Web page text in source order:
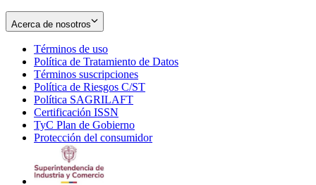
Acerca de nosotros
Términos de uso
in
new
window
Política de Tratamiento de Datos
Términos suscripciones
in
Política de Riesgos C/ST
Política SAGRILAFT
new
window
Certificación ISSN
in
new
TyC Plan de Gobierno
in
Protección del consumidorOpens